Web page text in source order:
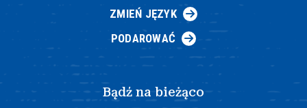
ZMIEŃ JĘZYK
PODAROWAĆ
Bądź na bieżąco